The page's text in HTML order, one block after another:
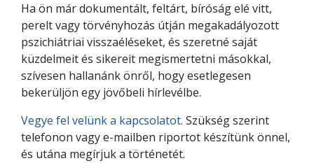
Ha ön már dokumentált, feltárt, bíróság elé vitt,
perelt vagy törvényhozás útján megakadályozott
pszichiátriai visszaéléseket, és szeretné saját
küzdelmeit és sikereit megismertetni másokkal,
szívesen hallanánk önről, hogy esetlegesen
bekerüljön egy jövőbeli hírlevélbe.
Vegye fel velünk a kapcsolatot. Szükség szerint
telefonon vagy e-mailben riportot készítünk önnel,
és utána megírjuk a történetét.